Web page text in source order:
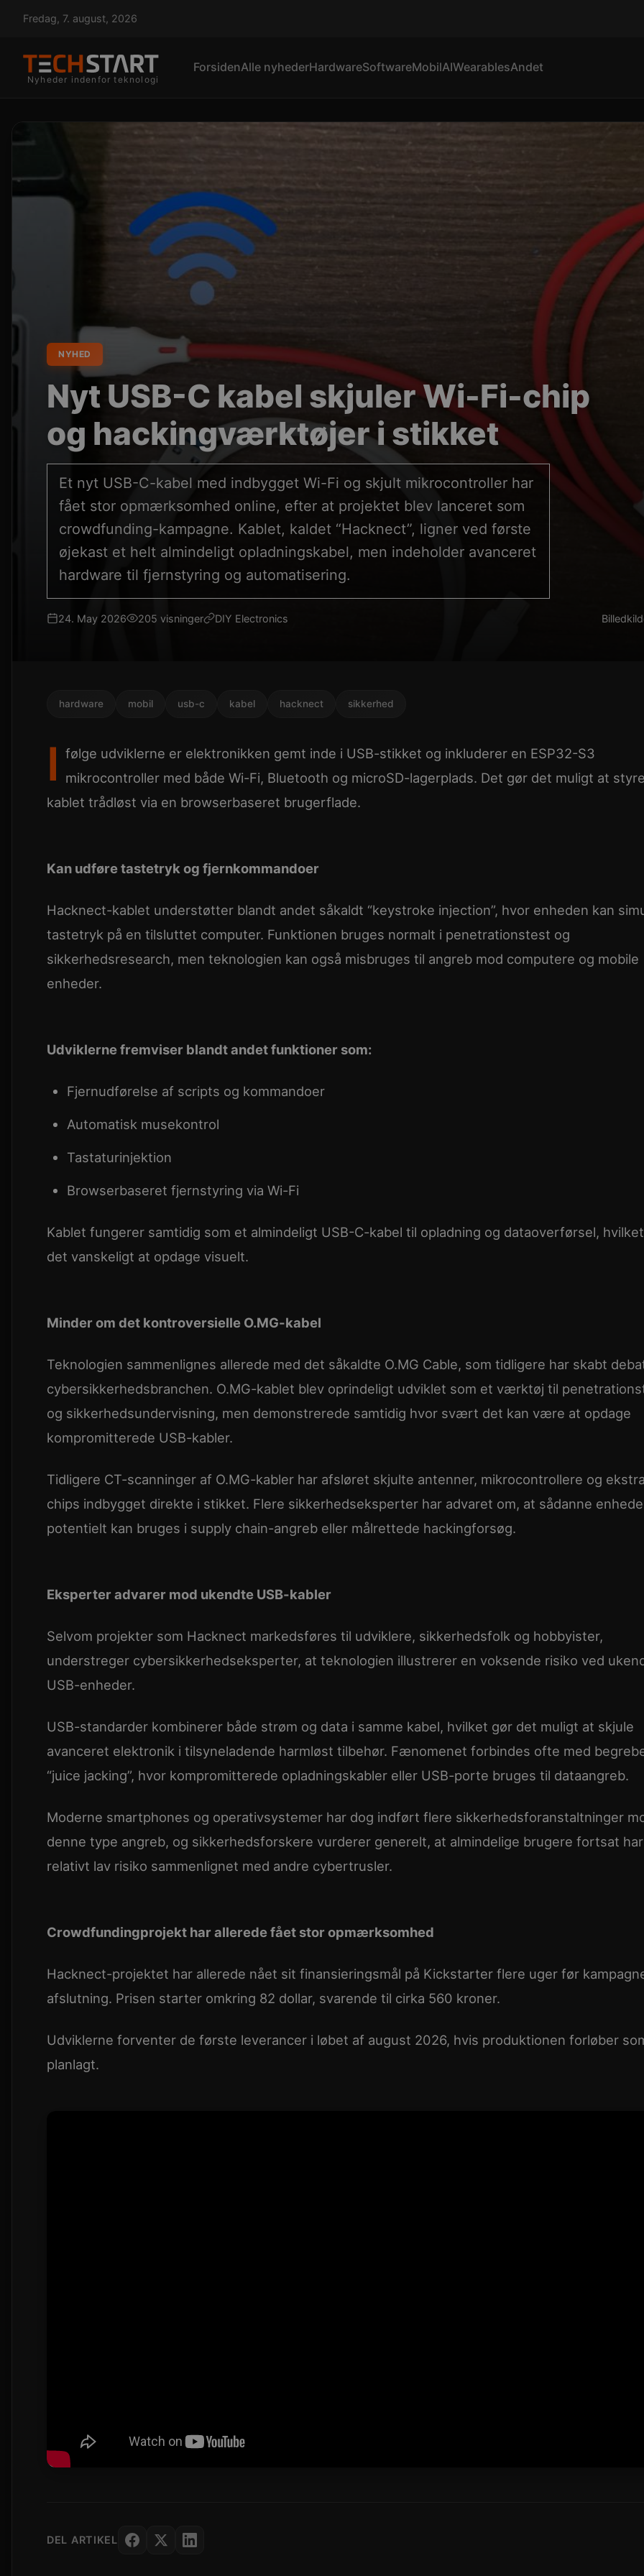
Fredag, 7. august, 2026
Nyheder indenfor teknologi
ForsidenAlle nyhederHardwareSoftwareMobilAIWearablesAndet
NYHED
Nyt USB-C kabel skjuler Wi-Fi-chip
og hackingværktøjer i stikket
Et nyt USB-C-kabel med indbygget Wi-Fi og skjult mikrocontroller har
fået stor opmærksomhed online, efter at projektet blev lanceret som
crowdfunding-kampagne. Kablet, kaldet “Hacknect”, ligner ved første
øjekast et helt almindeligt opladningskabel, men indeholder avanceret
hardware til fjernstyring og automatisering.
24. May 2026 205 visninger DIY Electronics
hardware mobil usb-c kabel hacknect sikkerhed
I følge udviklerne er elektronikken gemt inde i USB-stikket og inkluderer en ESP32-S3
mikrocontroller med både Wi-Fi, Bluetooth og microSD-lagerplads. Det gør det muligt at styre
kablet trådløst via en browserbaseret brugerflade.
Kan udføre tastetryk og fjernkommandoer
Hacknect-kablet understøtter blandt andet såkaldt “keystroke injection”, hvor enheden kan
tastetryk på en tilsluttet computer. Funktionen bruges normalt i penetrationstest og
sikkerhedsresearch, men teknologien kan også misbruges til angreb mod computere og mobile
enheder.
Udviklerne fremviser blandt andet funktioner som:
Fjernudførelse af scripts og kommandoer
Automatisk musekontrol
Tastaturinjektion
Browserbaseret fjernstyring via Wi-Fi
Kablet fungerer samtidig som et almindeligt USB-C-kabel til opladning og dataoverførsel,
det vanskeligt at opdage visuelt.
Minder om det kontroversielle O.MG-kabel
Teknologien sammenlignes allerede med det såkaldte O.MG Cable, som tidligere har skabt
cybersikkerhedsbranchen. O.MG-kablet blev oprindeligt udviklet som et værktøj til
og sikkerhedsundervisning, men demonstrerede samtidig hvor svært det kan være at opdage
kompromitterede USB-kabler.
Tidligere CT-scanninger af O.MG-kabler har afsløret skjulte antenner, mikrocontrollere og ekstra
chips indbygget direkte i stikket. Flere sikkerhedseksperter har advaret om, at sådanne
potentielt kan bruges i supply chain-angreb eller målrettede hackingforsøg.
Eksperter advarer mod ukendte USB-kabler
Selvom projekter som Hacknect markedsføres til udviklere, sikkerhedsfolk og hobbyister,
understreger cybersikkerhedseksperter, at teknologien illustrerer en voksende risiko ved
USB-enheder.
USB-standarder kombinerer både strøm og data i samme kabel, hvilket gør det muligt at skjule
avanceret elektronik i tilsyneladende harmløst tilbehør. Fænomenet forbindes ofte med
“juice jacking”, hvor kompromitterede opladningskabler eller USB-porte bruges til dataangreb.
Moderne smartphones og operativsystemer har dog indført flere sikkerhedsforanstaltninger
denne type angreb, og sikkerhedsforskere vurderer generelt, at almindelige brugere fortsat har
relativt lav risiko sammenlignet med andre cybertrusler.
Crowdfundingprojekt har allerede fået stor opmærksomhed
Hacknect-projektet har allerede nået sit finansieringsmål på Kickstarter flere uger før
afslutning. Prisen starter omkring 82 dollar, svarende til cirka 560 kroner.
Udviklerne forventer de første leverancer i løbet af august 2026, hvis produktionen forløber
planlagt.
DEL ARTIKEL